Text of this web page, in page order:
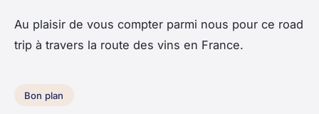
Au plaisir de vous compter parmi nous pour ce road
trip à travers la route des vins en France.
Bon plan